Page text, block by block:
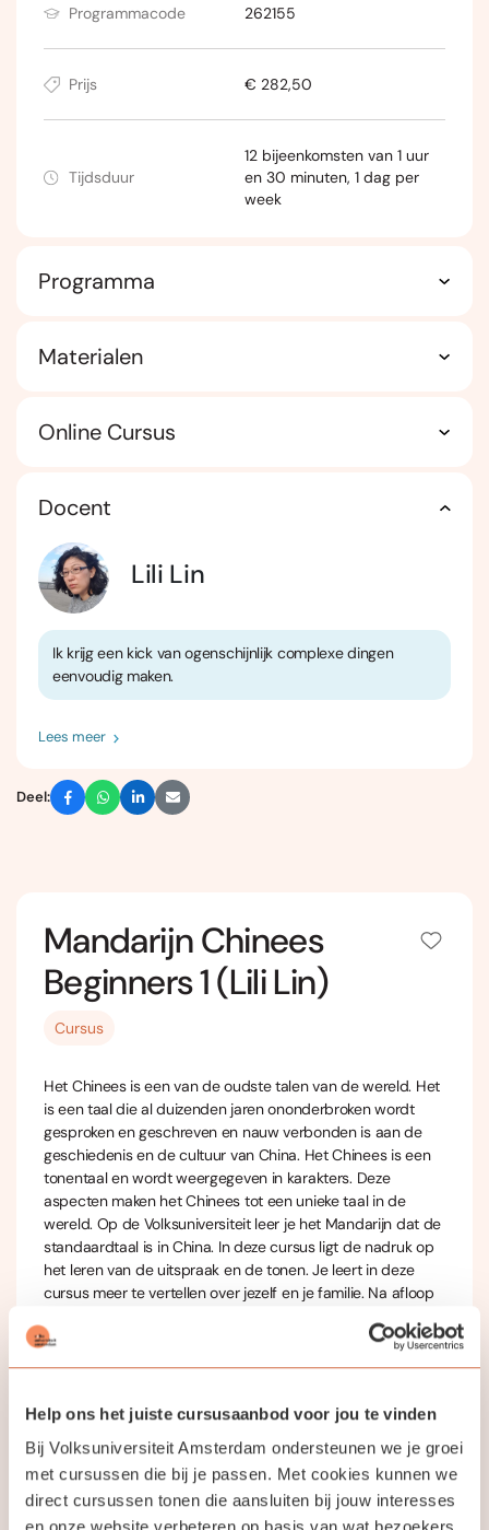
Help ons het juiste cursusaanbod voor jou te vinden
Bij Volksuniversiteit Amsterdam ondersteunen we je groei
met cursussen die bij je passen. Met cookies kunnen we
direct cursussen tonen die aansluiten bij jouw interesses
Mandarijn Chinees
Beginners 1 (Lili Lin)
Cursus
Het Chinees is een van de oudste talen van de wereld. Het
is een taal die al duizenden jaren ononderbroken wordt
gesproken en geschreven en nauw verbonden is aan de
geschiedenis en de cultuur van China. Het Chinees is een
tonentaal en wordt weergegeven in karakters. Deze
aspecten maken het Chinees tot een unieke taal in de
wereld. Op de Volksuniversiteit leer je het Mandarijn dat de
standaardtaal is in China. In deze cursus ligt de nadruk op
het leren van de uitspraak en de tonen. Je leert in deze
cursus meer te vertellen over jezelf en je familie. Na afloop
stellen. Aan het eind van de cursus kun je ongeveer 200
Houd rekening met ongeveer 2 uur huiswerk per week (25
Programmacode 262155
Prijs € 282,50
Tijdsduur
12 bijeenkomsten van 1 uur
en 30 minuten, 1 dag per
week
Programma
Materialen
Online Cursus
Docent
Lili Lin
Ik krijg een kick van ogenschijnlijk complexe dingen
eenvoudig maken.
Lees meer
Deel: